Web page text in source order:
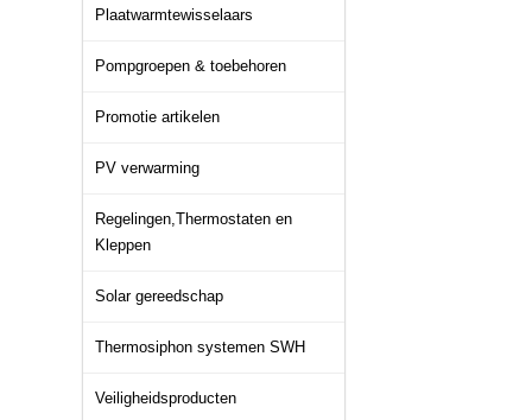
Plaatwarmtewisselaars
Pompgroepen & toebehoren
Promotie artikelen
PV verwarming
Regelingen,Thermostaten en
Kleppen
Solar gereedschap
Thermosiphon systemen SWH
Veiligheidsproducten